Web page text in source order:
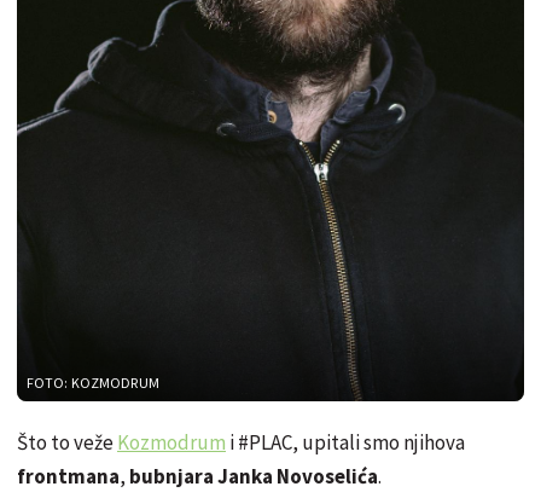
FOTO: KOZMODRUM
Što to vežeKozmodrum i #PLAC, upitali smo njihova
frontmana, bubnjara Janka Novoselića.